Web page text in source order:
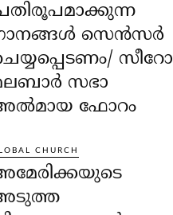
സെൻസർ
സീറോ
സഭാ
ഫോറം
CHURCH